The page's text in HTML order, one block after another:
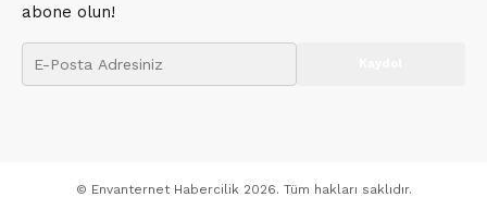
abone olun!
© Envanternet Habercilik 2026. Tüm hakları saklıdır.